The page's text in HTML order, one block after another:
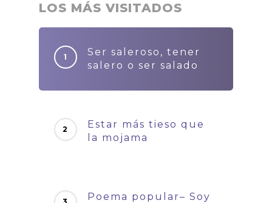
LOS MÁS VISITADOS
Ser saleroso, tener
salero o ser salado
Estar más tieso que
la mojama
Poema popular– Soy